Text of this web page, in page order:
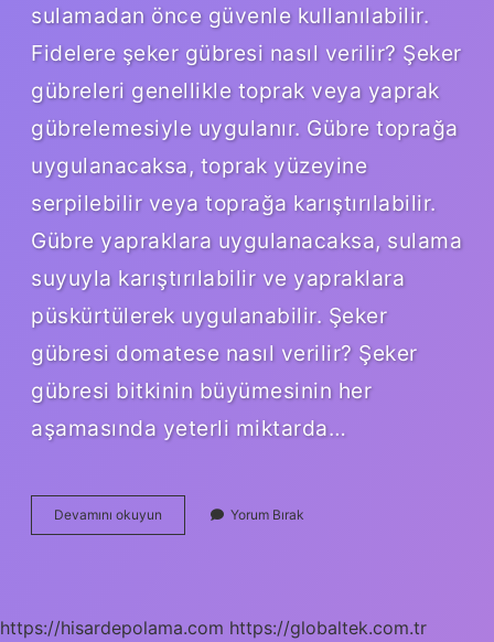
sulamadan önce güvenle kullanılabilir.
Fidelere şeker gübresi nasıl verilir? Şeker
gübreleri genellikle toprak veya yaprak
gübrelemesiyle uygulanır. Gübre toprağa
uygulanacaksa, toprak yüzeyine
serpilebilir veya toprağa karıştırılabilir.
Gübre yapraklara uygulanacaksa, sulama
suyuyla karıştırılabilir ve yapraklara
püskürtülerek uygulanabilir. Şeker
gübresi domatese nasıl verilir? Şeker
gübresi bitkinin büyümesinin her
aşamasında yeterli miktarda…
Devamını okuyun Sebzelerde
Şeker
Yorum Bırak
https://hisardepolama.com https://globaltek.com.tr